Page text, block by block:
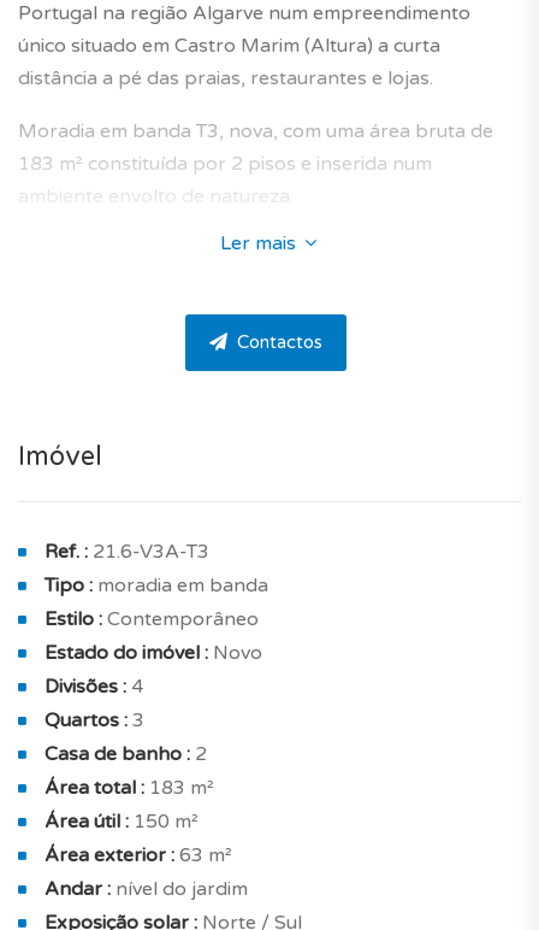
Portugal na região Algarve num empreendimento
único situado em Castro Marim (Altura) a curta
distância a pé das praias, restaurantes e lojas.
Moradia em banda T3, nova, com uma área bruta de
183 m² constituída por 2 pisos e inserida num
ambiente envolto de natureza.
O seu estilo contemporâneo integra-se no seu
da região, preservando ao mesmo tempo a sua
interior, com bons acabamentos e numerosos
equipamentos: aquecimento individual com bomba de
calor, ar condicionado, vidros duplos, isolamento
reforçado, isolamento térmico e habitação
energeticamente eficiente.
E dispõe ainda de roupeiros embutidos, cozinha
equipada, imóvel vendido mobilado, casa de banho
mobilada e persianas eléctricas.
A área de dormir inclui 3 quartos equipados com
roupeiros embutidos e uma casa de banho privada
(com banheira / duche) e a suite está equipada com
Ler mais
Contactos
Imóvel
Ref. : 21.6-V3A-T3
Tipo : moradia em banda
Estilo : Contemporâneo
Estado do imóvel : Novo
Divisões : 4
Quartos : 3
Casa de banho : 2
Área total : 183 m²
Área útil : 150 m²
Área exterior : 63 m²
Andar : nível do jardim
Exposição solar : Norte / Sul